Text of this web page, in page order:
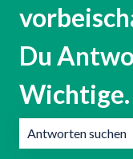
Du
Wichtige.